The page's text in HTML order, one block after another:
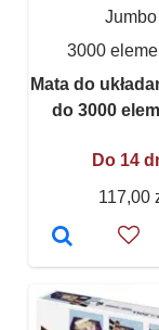
Jumbo
3000
Mata do
do 3000
Do 14
117,00